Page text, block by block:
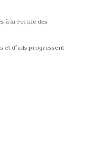
à la Ferme des
et d’ails progressent